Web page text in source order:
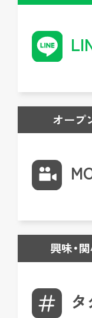
オープ
興味・